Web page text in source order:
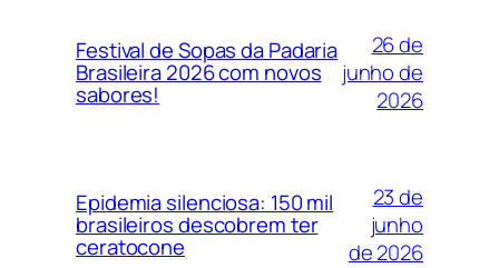
Festival de Sopas da Padaria
Brasileira 2026 com novos
sabores!
26 de
junho de
2026
Epidemia silenciosa: 150 mil
brasileiros descobrem ter
ceratocone
23 de
junho
de 2026